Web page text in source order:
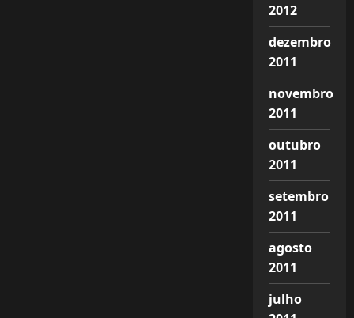
2012
dezembro
2011
novembro
2011
outubro
2011
setembro
2011
agosto
2011
julho